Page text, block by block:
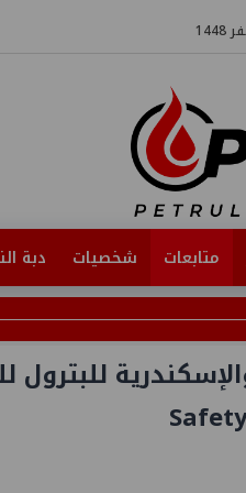
متابعات شخصيات دبة
للبترول